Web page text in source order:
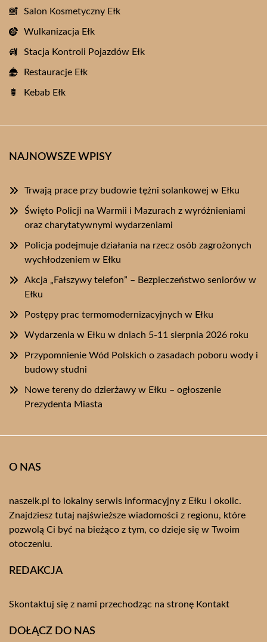
Salon Kosmetyczny Ełk
Wulkanizacja Ełk
Stacja Kontroli Pojazdów Ełk
Restauracje Ełk
Kebab Ełk
NAJNOWSZE WPISY
Trwają prace przy budowie tężni solankowej w Ełku
Święto Policji na Warmii i Mazurach z wyróżnieniami
oraz charytatywnymi wydarzeniami
Policja podejmuje działania na rzecz osób zagrożonych
wychłodzeniem w Ełku
Akcja „Fałszywy telefon” – Bezpieczeństwo seniorów w
Ełku
Postępy prac termomodernizacyjnych w Ełku
Wydarzenia w Ełku w dniach 5-11 sierpnia 2026 roku
Przypomnienie Wód Polskich o zasadach poboru wody i
budowy studni
Nowe tereny do dzierżawy w Ełku – ogłoszenie
Prezydenta Miasta
O NAS
naszelk.pl to lokalny serwis informacyjny z Ełku i okolic.
Znajdziesz tutaj najświeższe wiadomości z regionu, które
pozwolą Ci być na bieżąco z tym, co dzieje się w Twoim
otoczeniu.
REDAKCJA
Skontaktuj się z nami przechodząc na stronę Kontakt
DOŁĄCZ DO NAS